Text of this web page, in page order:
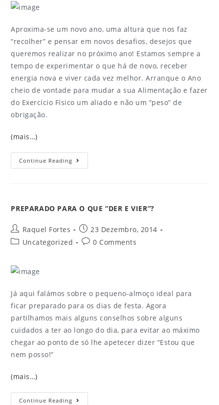
Aproxima-se um novo ano, uma altura que nos faz
“recolher” e pensar em novos desafios, desejos que
queremos realizar no próximo ano! Estamos sempre a
tempo de experimentar o que há de novo, receber
energia nova e viver cada vez melhor. Arranque o Ano
cheio de vontade para mudar a sua Alimentação e fazer
do Exercício Físico um aliado e não um “peso” de
obrigação.
(mais…)
Continue Reading
PREPARADO PARA O QUE “DER E VIER”?
Raquel Fortes
23 Dezembro, 2014
Uncategorized
0 Comments
Já aqui falámos sobre o pequeno-almoço ideal para
ficar preparado para os dias de festa. Agora
partilhamos mais alguns conselhos sobre alguns
cuidados a ter ao longo do dia, para evitar ao máximo
chegar ao ponto de só lhe apetecer dizer “Estou que
nem posso!”
(mais…)
Continue Reading